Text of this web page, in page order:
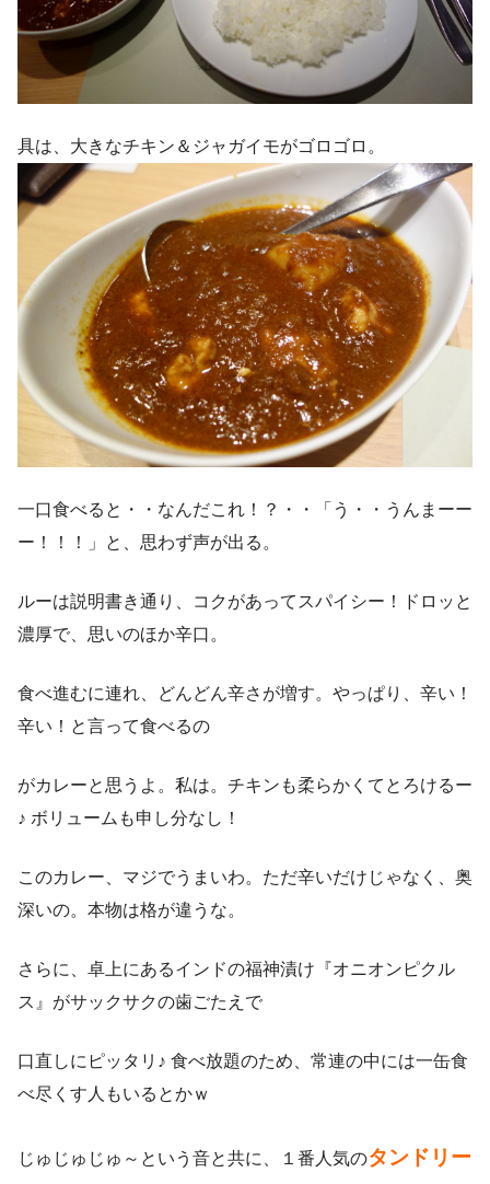
具は、大きなチキン＆ジャガイモがゴロゴロ。
一口食べると・・なんだこれ！？・・「う・・うんまーー
ー！！！」と、思わず声が出る。
ルーは説明書き通り、コクがあってスパイシー！ドロッと
濃厚で、思いのほか辛口。
食べ進むに連れ、どんどん辛さが増す。やっぱり、辛い！
辛い！と言って食べるの
がカレーと思うよ。私は。チキンも柔らかくてとろけるー
♪ ボリュームも申し分なし！
このカレー、マジでうまいわ。ただ辛いだけじゃなく、奥
深いの。本物は格が違うな。
さらに、卓上にあるインドの福神漬け『オニオンピクル
ス』がサックサクの歯ごたえで
口直しにピッタリ♪ 食べ放題のため、常連の中には一缶食
べ尽くす人もいるとかｗ
じゅじゅじゅ～という音と共に、１番人気のタンドリー